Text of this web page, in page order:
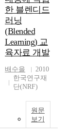
한 블렌디드
러닝
(Blended
Learning) 교
육자료 개발
배수을
2010
한국연구재
단(NRF)
원문
보기